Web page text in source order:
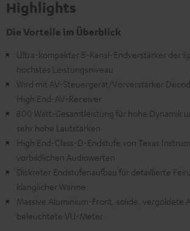
Highlights
Die Vorteile im Überblick
Ultra-kompakter 8-Kanal-Endverstärker der
höchstes Leistungsniveau
Wird mit AV-Steuergerät/Vorverstärker
High End-AV-Receiver
800 Watt-Gesamtleistung für hohe Dynamik
sehr hohe Lautstärken
High End-Class-D-Endstufe von Texas
vorbildlichen Audiowerten
Diskreter Endstufenaufbau für detaillierte
klanglicher Wärme
Massive Aluminium-Front, solide, vergoldete
beleuchtete VU-Meter